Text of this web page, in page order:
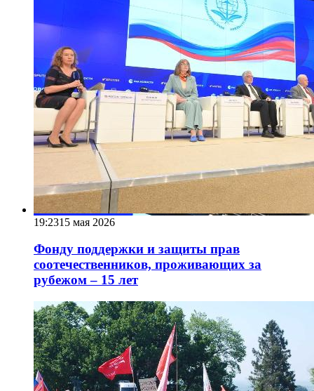
19:2315 мая 2026
Фонду поддержки и защиты прав
соотечественников, проживающих за
рубежом – 15 лет